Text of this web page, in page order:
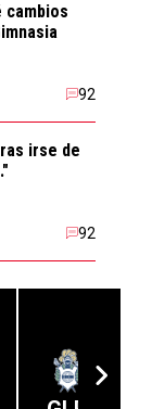
cambios
92
irse de
92